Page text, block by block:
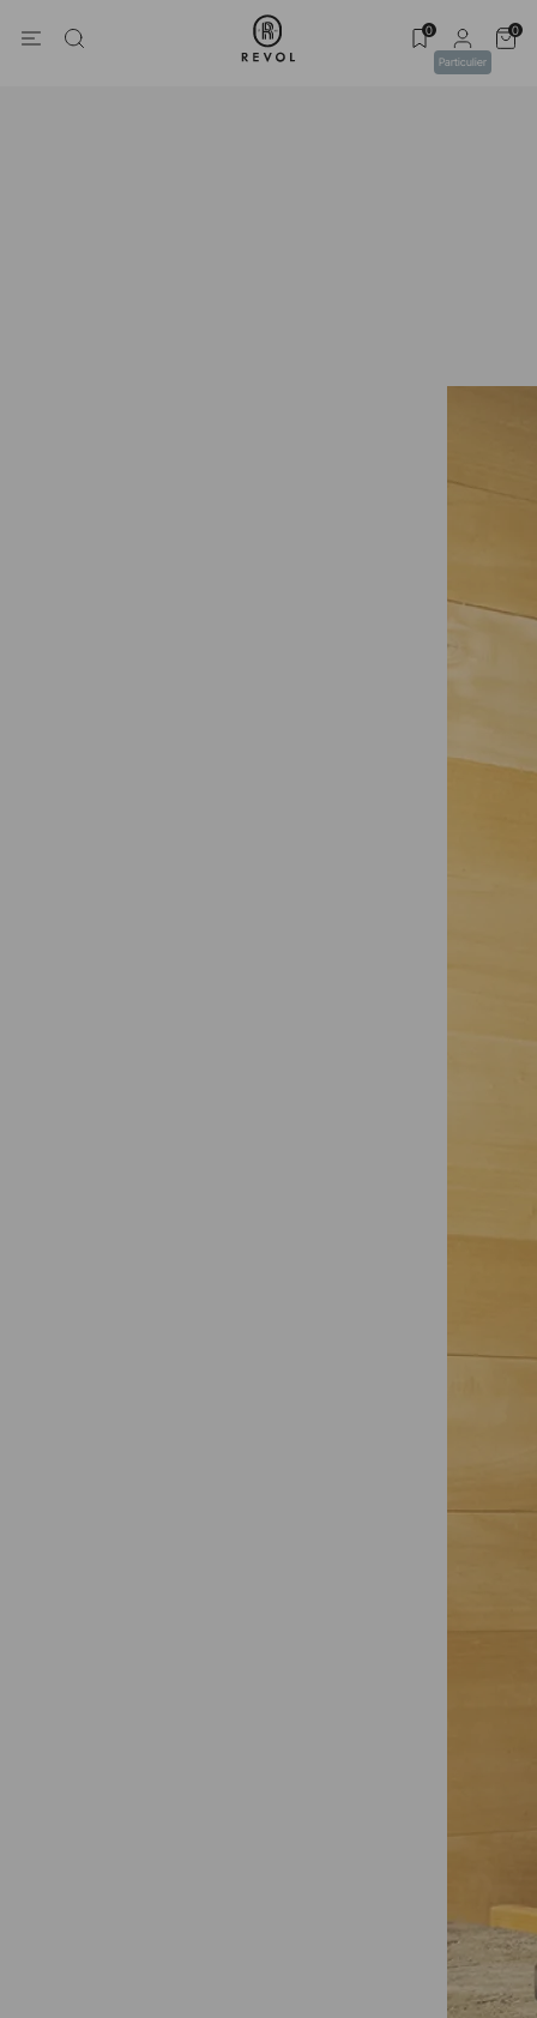
Particulier
0 0